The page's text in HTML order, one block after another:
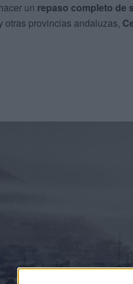
un repaso completo de
otras provincias andaluzas,